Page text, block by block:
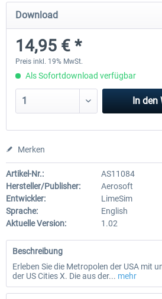
Airports of Mexiko City & Central
27,95 € *
Download
14,95 € *
Preis inkl. 19% MwSt.
Als Sofortdownload verfügbar
In den
Merken
Artikel-Nr.:
AS11084
Hersteller/Publisher:
Aerosoft
Entwickler:
LimeSim
Sprache:
English
Aktuelle Version:
1.02
Beschreibung
Erleben Sie die Metropolen der USA mit
der US Cities X. Die aus der... mehr